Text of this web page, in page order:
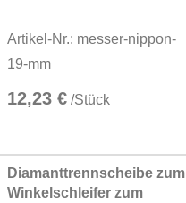
Artikel-Nr.: messer-nippon-
19-mm
12,23 € /Stück
Diamanttrennscheibe zum
Winkelschleifer zum